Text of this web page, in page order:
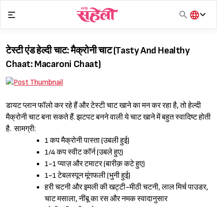
content
हिंदी
टेस्टी एंड हेल्दी चाट: मैक्रोनी चाट (Tasty And Healthy
Chaat: Macaroni Chaat)
डायट प्लान फॉलो कर रहे हैं और टेस्टी चाट खाने का मन कर रहा है, तो हेल्दी
मैक्रोनी चाट बना सकते हैं. झटपट बनने वाली ये चाट खाने में बहुत स्वादिष्ट होती
है. सामग्री:
1 कप मैक्रोनी पास्ता (उबली हुई)
1/4 कप स्वीट कॉर्न (उबले हुए)
1-1 प्याज़ और टमाटर (बारीक़ कटे हुए)
1-1 टेबलस्पून मूंगफली (भुनी हुई)
हरी चटनी और इमली की खट्टी-मीठी चटनी, लाल मिर्च पाउडर,
चाट मसाला, नींबू का रस और नमक स्वादानुसार